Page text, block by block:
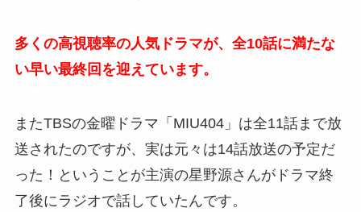
多くの高視聴率の人気ドラマが、全10話に満たな
い早い最終回を迎えています。
またTBSの金曜ドラマ「MIU404」は全11話まで放
送されたのですが、実は元々は14話放送の予定だ
った！ということが主演の星野源さんがドラマ終
了後にラジオで話していたんです。